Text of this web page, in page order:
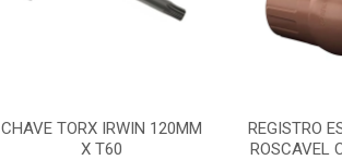
CHAVE TORX IRWIN 120MM
X T60
REGISTRO
ROSCAVEL